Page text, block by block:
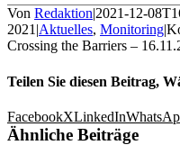
Von Redaktion|2021-12-
2021 |Aktuelles, Monitoring|
Crossing the Barriers –
Teilen Sie diesen Beitrag,
FacebookXLinkedIn
Ähnliche Beiträge